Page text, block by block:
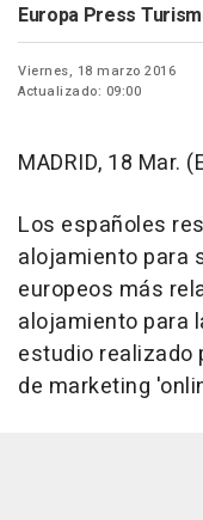
Europa Press
Viernes, 18 marzo 2016
Actualizado: 09:00
MADRID, 18 Mar.
Los españoles
alojamiento para
europeos más
alojamiento para
estudio realizado
de marketing